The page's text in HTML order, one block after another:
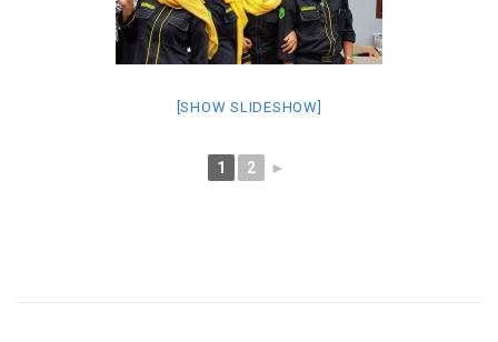
[SHOW SLIDESHOW]
1 2 ►